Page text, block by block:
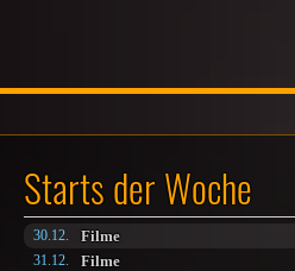
Starts der Woche
Filme
30.12.
Filme
31.12.